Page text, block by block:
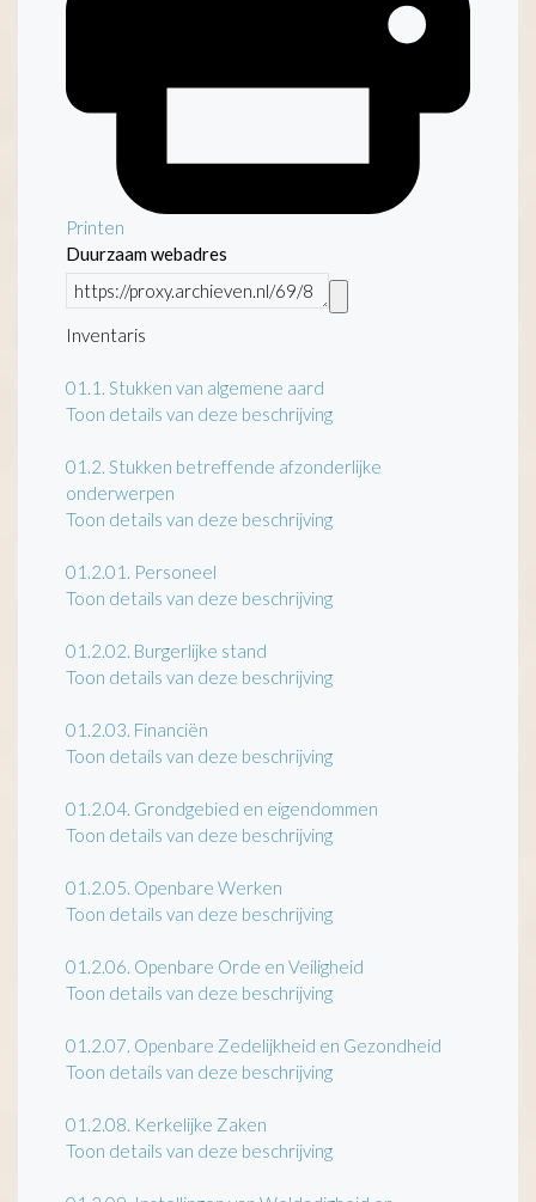
Printen
Duurzaam webadres
Inventaris
01.1. Stukken van algemene aard
Toon details van deze beschrijving
01.2. Stukken betreffende afzonderlijke
onderwerpen
Toon details van deze beschrijving
01.2.01.
Personeel
Toon details van deze beschrijving
01.2.02. Burgerlijke stand
Toon details van deze beschrijving
01.2.03. Financiën
Toon details van deze beschrijving
01.2.04. Grondgebied en eigendommen
Toon details van deze beschrijving
01.2.05. Openbare Werken
Toon details van deze beschrijving
01.2.06. Openbare Orde en Veiligheid
Toon details van deze beschrijving
01.2.07. Openbare Zedelijkheid en Gezondheid
Toon details van deze beschrijving
01.2.08. Kerkelijke Zaken
Toon details van deze beschrijving